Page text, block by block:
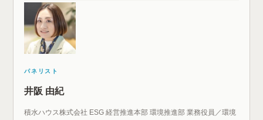
パネリスト
井阪 由紀
積水ハウス株式会社 ESG 経営推進本部 環境推進部 業務役員／環境